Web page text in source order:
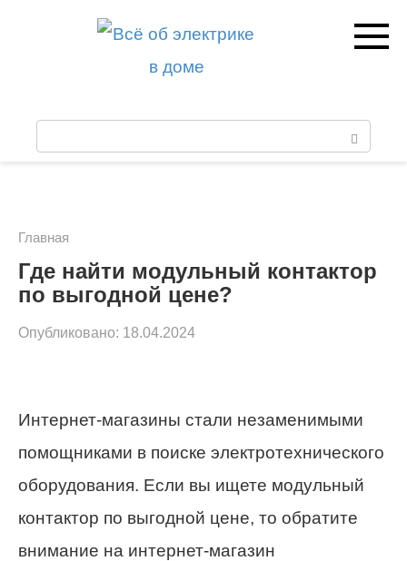
к
:
Главная
Где найти модульный контактор
по выгодной цене?
Опубликовано: 18.04.2024
Интернет-магазины стали незаменимыми
помощниками в поиске электротехнического
оборудования. Если вы ищете модульный
контактор по выгодной цене, то обратите
внимание на интернет-магазин